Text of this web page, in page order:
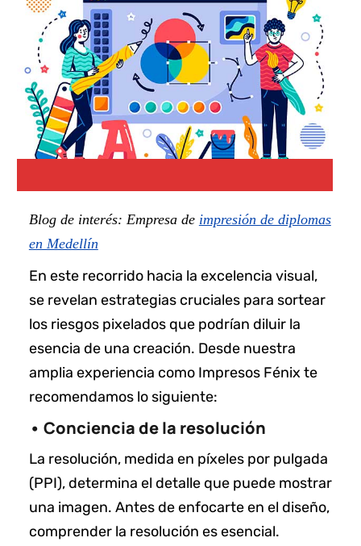
Blog de interés: Empresa de impresión de diplomas
en Medellín
En este recorrido hacia la excelencia visual,
se revelan estrategias cruciales para sortear
los riesgos pixelados que podrían diluir la
esencia de una creación. Desde nuestra
amplia experiencia como Impresos Fénix te
recomendamos lo siguiente:
• Conciencia de la resolución
La resolución, medida en píxeles por pulgada
(PPI), determina el detalle que puede mostrar
una imagen. Antes de enfocarte en el diseño,
comprender la resolución es esencial.